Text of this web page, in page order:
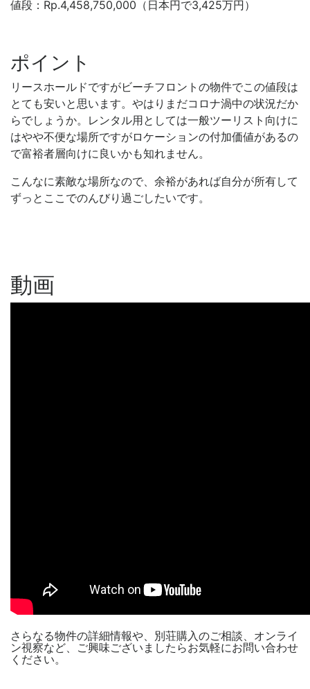
値段：Rp.4,458,750,000（日本円で3,425万円）
ポイント
リースホールドですがビーチフロントの物件でこの値段は
とても安いと思います。やはりまだコロナ渦中の状況だか
らでしょうか。レンタル用としては一般ツーリスト向けに
はやや不便な場所ですがロケーションの付加価値があるの
で富裕者層向けに良いかも知れません。
こんなに素敵な場所なので、余裕があれば自分が所有して
ずっとここでのんびり過ごしたいです。
動画
さらなる物件の詳細情報や、別荘購入のご相談、オンライ
ン視察など、ご興味ございましたらお気軽にお問い合わせ
ください。